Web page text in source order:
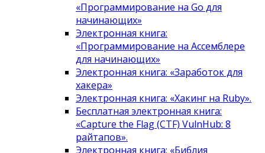
«Программирование на Go для
начинающих»
Электронная книга:
«Программирование на Ассемблере
для начинающих»
Электронная книга: «Заработок для
хакера»
Электронная книга: «Хакинг на Ruby».
Бесплатная электронная книга:
«Capture the Flag (CTF) VulnHub: 8
райтапов».
Электронная книга: «Библия